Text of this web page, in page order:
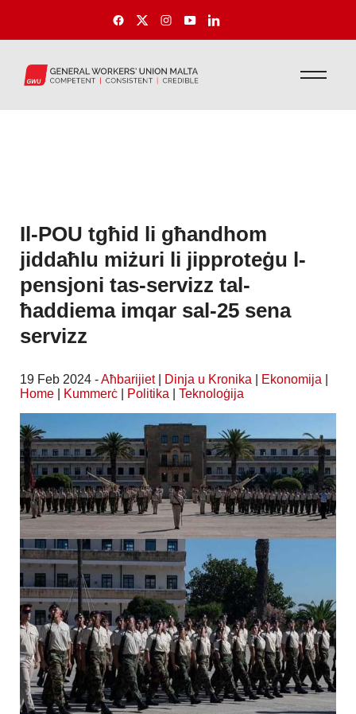
Il-POU tgħid li għandhom
jiddaħlu miżuri li jipproteġu l-
pensjoni tas-servizz tal-
ħaddiema imqar sal-25 sena
servizz
19 Feb 2024 -Aħbarijiet| Dinja u Kronika Ekonomija
Home
Kummerċ Politika Teknoloġija